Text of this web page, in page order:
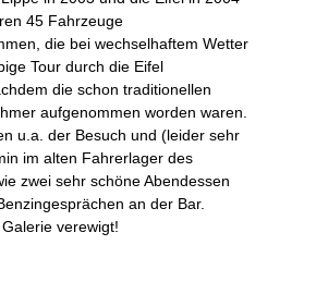
45 Fahrzeuge
die bei wechselhaftem Wetter
Tour durch die Eifel
die schon traditionellen
aufgenommen worden waren.
u.a. der Besuch und (leider sehr
im alten Fahrerlager des
zwei sehr schöne Abendessen
an der Bar.
verewigt!